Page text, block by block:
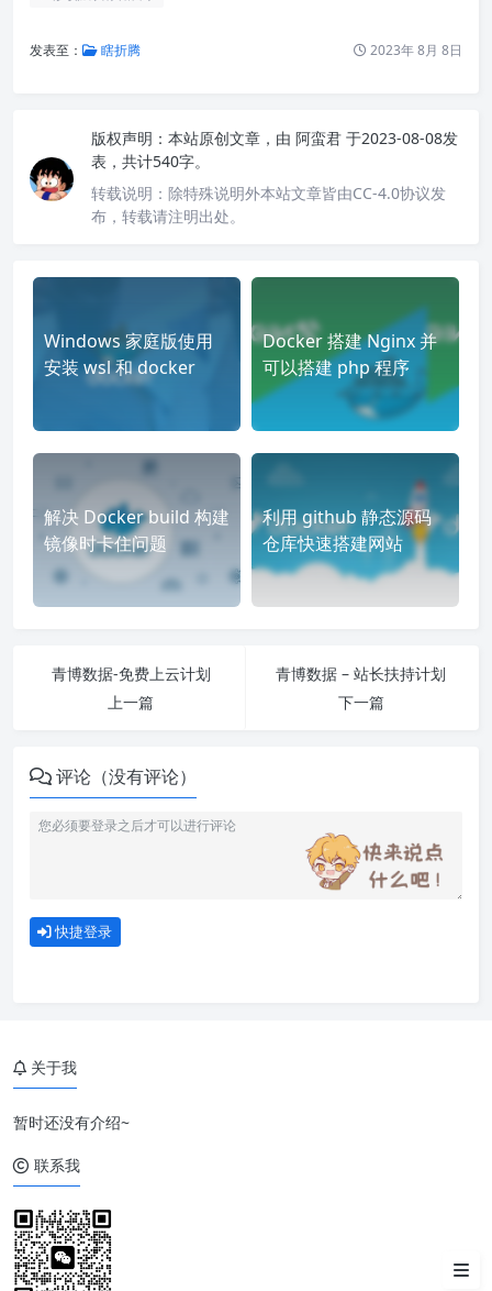
发表至： 瞎折腾 2023年 8月 8日
版权声明： 本站原创文章，由 阿蛮君 于2023-08-08发
表，共计540字。
转载说明： 除特殊说明外本站文章皆由CC-4.0协议发
布，转载请注明出处。
Windows 家庭版使用
安装 wsl 和 docker
Docker 搭建 Nginx 并
可以搭建 php 程序
解决 Docker build 构建
镜像时卡住问题
利用 github 静态源码
仓库快速搭建网站
青博数据-免费上云计划
上一篇
青博数据 – 站长扶持计划
下一篇
评论（没有评论）
快捷登录
关于我
暂时还没有介绍~
联系我